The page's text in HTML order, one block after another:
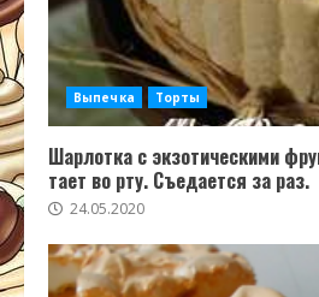
Выпечка Торты
Шарлотка с экзотическими
тает во рту. Съедается за раз.
24.05.2020